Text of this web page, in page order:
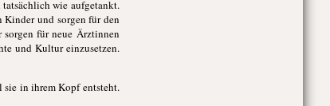
wie aufgetankt.
und sorgen für den
für neue Ärztinnen
und Kultur einzusetzen.
sie in ihrem Kopf entsteht.